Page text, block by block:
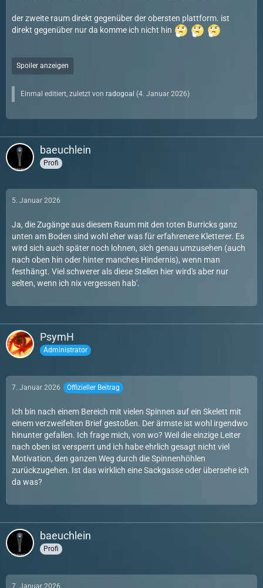
der zweite raum direkt gegenüber der obersten plattform. ist
direkt gegenüber nur da komme ich nicht hin
Spoiler anzeigen
Einmal editiert, zuletzt von radogoal (4. Januar 2026)
baeuchlein
Profi
5. Januar 2026
Ja, die Zugänge aus diesem Raum mit den toten Burricks ganz
unten am Boden sind wohl eher was für erfahrenere Kletterer. Es
wird sich auch später noch lohnen, sich genau umzusehen (auch
nach oben hin oder hinter manches Hindernis), wenn man
festhängt. Viel schwerer als diese Stellen hier wird's aber nur
selten, wenn ich nix vergessen hab'.
PsymH
Administrator
7. Januar 2026 Offizieller Beitrag
Ich bin nach einem Bereich mit vielen Spinnen auf ein Skelett mit
einem verzweifelten Brief gestoßen. Der ärmste ist wohl irgendwo
hinunter gefallen. Ich frage mich, von wo? Weil die einzige Leiter
nach oben ist versperrt und ich habe ehrlich gesagt nicht viel
Motivation, den ganzen Weg durch die Spinnenhöhlen
zurückzugehen. Ist das wirklich eine Sackgasse oder übersehe ich
da was?
baeuchlein
Profi
7. Januar 2026